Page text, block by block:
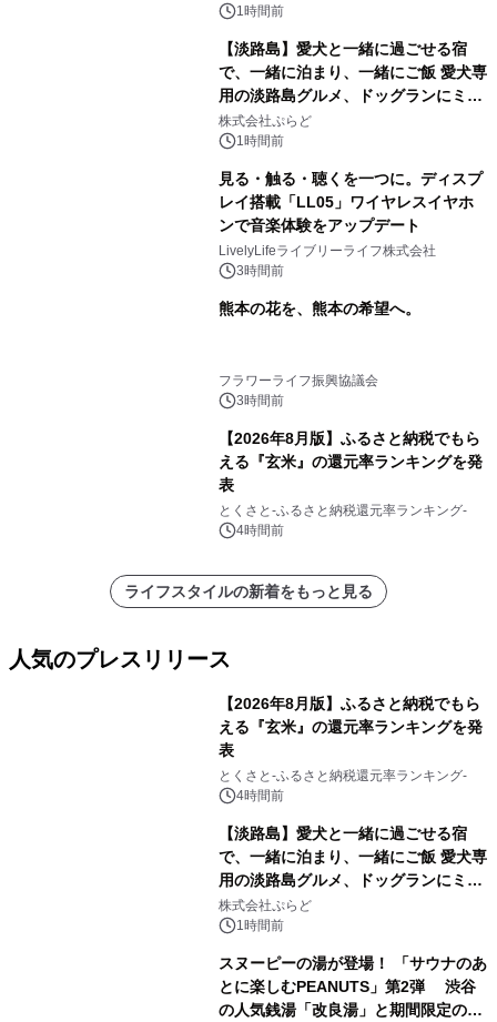
1時間前
【淡路島】愛犬と一緒に過ごせる宿
で、一緒に泊まり、一緒にご飯 愛犬専
用の淡路島グルメ、ドッグランにミニ
プール グランピングとトレーラーハウ
スの2施設で
株式会社ぷらど
1時間前
見る・触る・聴くを一つに。ディスプ
レイ搭載「LL05」ワイヤレスイヤホ
ンで音楽体験をアップデート
LivelyLifeライブリーライフ株式会社
3時間前
熊本の花を、熊本の希望へ。
フラワーライフ振興協議会
3時間前
【2026年8月版】ふるさと納税でもら
える『玄米』の還元率ランキングを発
表
とくさと-ふるさと納税還元率ランキング-
4時間前
ライフスタイルの新着をもっと見る
人気のプレスリリース
【2026年8月版】ふるさと納税でもら
える『玄米』の還元率ランキングを発
表
とくさと-ふるさと納税還元率ランキング-
4時間前
【淡路島】愛犬と一緒に過ごせる宿
で、一緒に泊まり、一緒にご飯 愛犬専
用の淡路島グルメ、ドッグランにミニ
プール グランピングとトレーラーハウ
スの2施設で
株式会社ぷらど
1時間前
スヌーピーの湯が登場！ 「サウナのあ
とに楽しむPEANUTS」第2弾 渋谷
の人気銭湯「改良湯」と期間限定のコ